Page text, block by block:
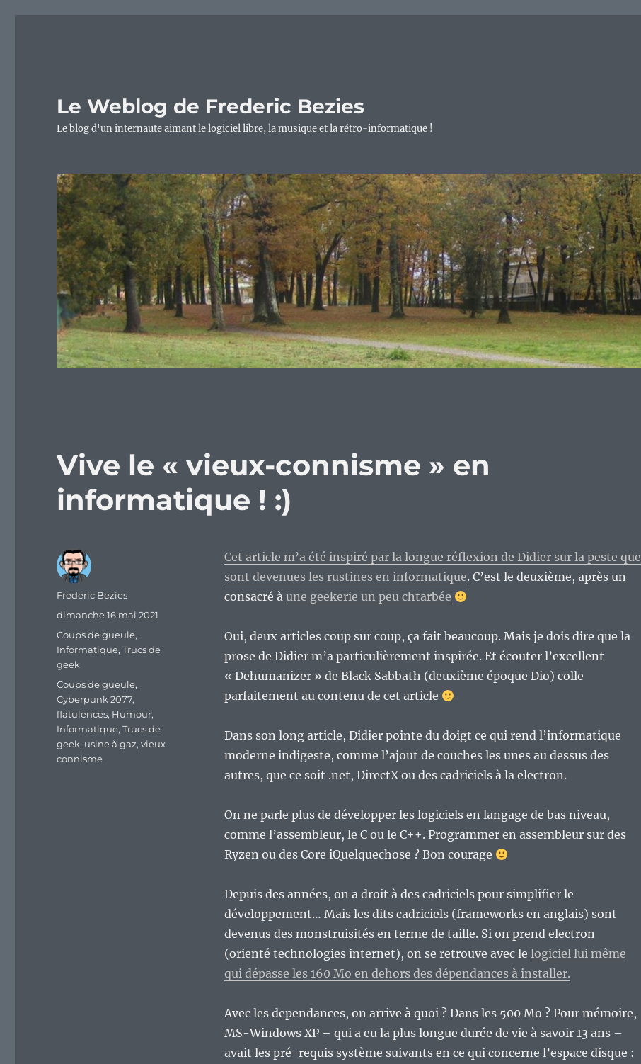
Le Weblog de Frederic Bezies
Le blog d'un internaute aimant le logiciel libre, la musique et la rétro-informatique !
Vive le « vieux-connisme » en
informatique ! :)
Cet article m’a été inspiré par la longue réflexion de Didier sur la peste que
sont devenues les rustines en informatique. C’est le deuxième, après un
consacré à une geekerie un peu chtarbée
Oui, deux articles coup sur coup, ça fait beaucoup. Mais je dois dire que la
prose de Didier m’a particulièrement inspirée. Et écouter l’excellent
« Dehumanizer » de Black Sabbath (deuxième époque Dio) colle
parfaitement au contenu de cet article
Dans son long article, Didier pointe du doigt ce qui rend l’informatique
moderne indigeste, comme l’ajout de couches les unes au dessus des
autres, que ce soit .net, DirectX ou des cadriciels à la electron.
On ne parle plus de développer les logiciels en langage de bas niveau,
comme l’assembleur, le C ou le C++. Programmer en assembleur sur des
Ryzen ou des Core iQuelquechose ? Bon courage
Depuis des années, on a droit à des cadriciels pour simplifier le
développement… Mais les dits cadriciels (frameworks en anglais) sont
devenus des monstruisités en terme de taille. Si on prend electron
(orienté technologies internet), on se retrouve avec le logiciel lui même
qui dépasse les 160 Mo en dehors des dépendances à installer.
Avec les dependances, on arrive à quoi ? Dans les 500 Mo ? Pour mémoire,
MS-Windows XP – qui a eu la plus longue durée de vie à savoir 13 ans –
avait les pré-requis système suivants en ce qui concerne l’espace disque :
Auteur
Frederic Bezies
Publié
dimanche 16 mai 2021
Catégories
Coups de gueule,
Informatique,Trucs de
geek
Étiquettes
Coups de gueule,
Cyberpunk 2077,
flatulences, Humour,
Informatique,Trucs de
geek, usine à gaz,vieux
connisme